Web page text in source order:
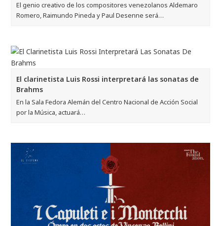
El genio creativo de los compositores venezolanos Aldemaro
Romero, Raimundo Pineda y Paul Desenne será…
El clarinetista Luis Rossi interpretará las sonatas de
Brahms
En la Sala Fedora Alemán del Centro Nacional de Acción Social
por la Música, actuará…